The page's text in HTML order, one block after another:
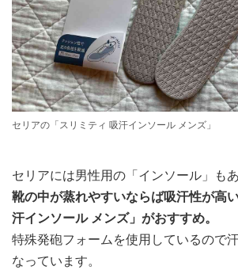
セリアの「スリミティ 吸汗インソール メンズ」
セリアには男性用の「インソール」もあ
靴の中が蒸れやすいならば吸汗性が高
汗インソール メンズ」がおすすめ。
特殊発砲フォームを使用しているので
なっています。